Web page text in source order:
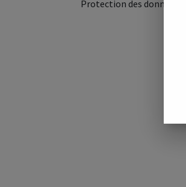
Protection des données